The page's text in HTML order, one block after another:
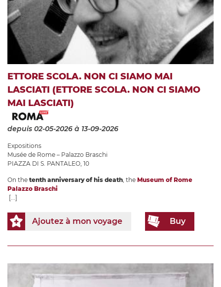
ETTORE SCOLA. NON CI SIAMO MAI
LASCIATI (ETTORE SCOLA. NON CI SIAMO
MAI LASCIATI)
depuis 02-05-2026 à 13-09-2026
Expositions
Musée de Rome – Palazzo Braschi
PIAZZA DI S. PANTALEO, 10
On the tenth anniversary of his death , the Museum of Rome
Palazzo Braschi
[...]
Ajoutez à mon voyage Buy